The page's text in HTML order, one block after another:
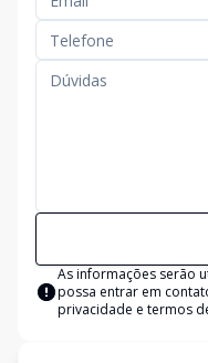
As informações serão
possa entrar em
privacidade e termos